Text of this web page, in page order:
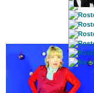
ROSTOCK TAGESTIPP